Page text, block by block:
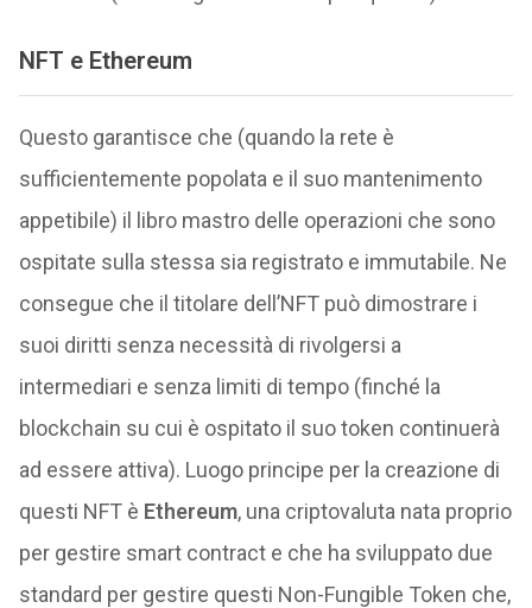
NFT e Ethereum
Questo garantisce che (quando la rete è
sufficientemente popolata e il suo mantenimento
appetibile) il libro mastro delle operazioni che sono
ospitate sulla stessa sia registrato e immutabile. Ne
consegue che il titolare dell’NFT può dimostrare i
suoi diritti senza necessità di rivolgersi a
intermediari e senza limiti di tempo (finché la
blockchain su cui è ospitato il suo token continuerà
ad essere attiva). Luogo principe per la creazione di
questi NFT è Ethereum, una criptovaluta nata proprio
per gestire smart contract e che ha sviluppato due
standard per gestire questi Non-Fungible Token che,